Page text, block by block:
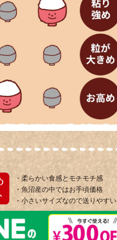
・柔らかい食感とモチモチ感
・魚沼産の中ではお手頃価格
・小さいサイズなので送りやすい